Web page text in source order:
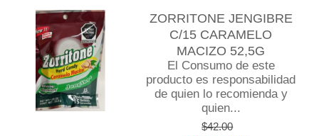
ZORRITONE JENGIBRE
C/15 CARAMELO
MACIZO 52,5G
El Consumo de este
producto es responsabilidad
de quien lo recomienda y
quien...
$42.00